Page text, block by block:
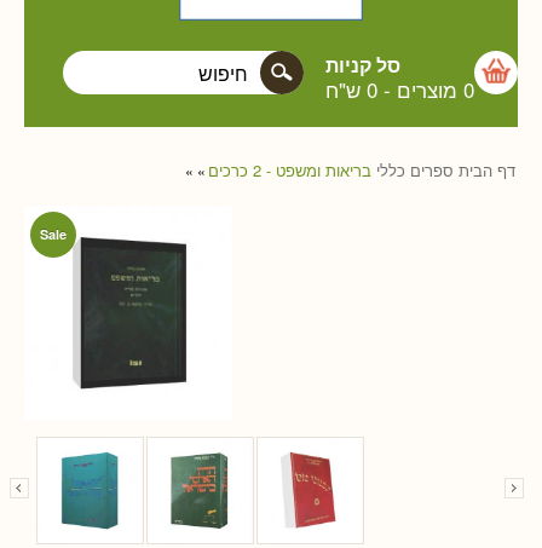
סל קניות
0 מוצרים - 0 ש"ח
דף הבית » ספרים כללי » בריאות ומשפט - 2 כרכים
Sale